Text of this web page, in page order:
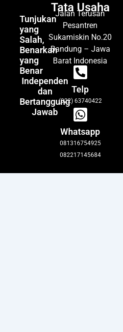
Tunjukan
yang
Salah,
Benarkan
yang
Benar
Independen
dan
Bertanggung
Jawab
Tata Usaha
Jalan Terusan
Pesantren
Sukamiskin No.20
Bandung – Jawa
Barat Indonesia
Telp
(022) 63740422
Whatsapp
081316754925
082217145684